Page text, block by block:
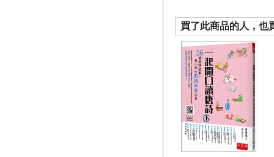
買了此商品的人，也